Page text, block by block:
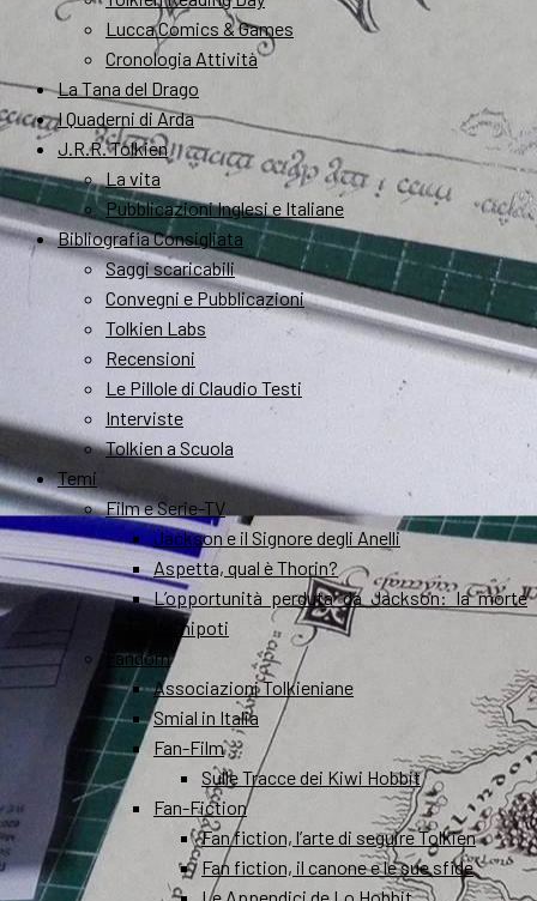
Lucca Comics & Games
Cronologia Attività
La Tana del Drago
I Quaderni di Arda
J.R.R. Tolkien
La vita
Pubblicazioni Inglesi e Italiane
Bibliografia Consigliata
Saggi scaricabili
Convegni e Pubblicazioni
Tolkien Labs
Recensioni
Le Pillole di Claudio Testi
Interviste
Tolkien a Scuola
Temi
Film e Serie-TV
Jackson e il Signore degli Anelli
Aspetta, qual è Thorin?
L’opportunità perduta da Jackson: la morte
dei nipoti
Fandom
Associazioni Tolkieniane
Smial in Italia
Fan-Film
Sulle Tracce dei Kiwi Hobbit
Fan-Fiction
Fan fiction, l’arte di seguire Tolkien
Fan fiction, il canone e le sue sfide